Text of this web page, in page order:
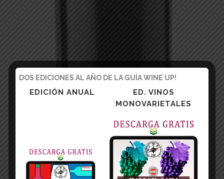
DOS EDICIONES AL AÑO DE LA GUÍA WINE UP!
EDICIÓN ANUAL
ED. VINOS
MONOVARIETALES